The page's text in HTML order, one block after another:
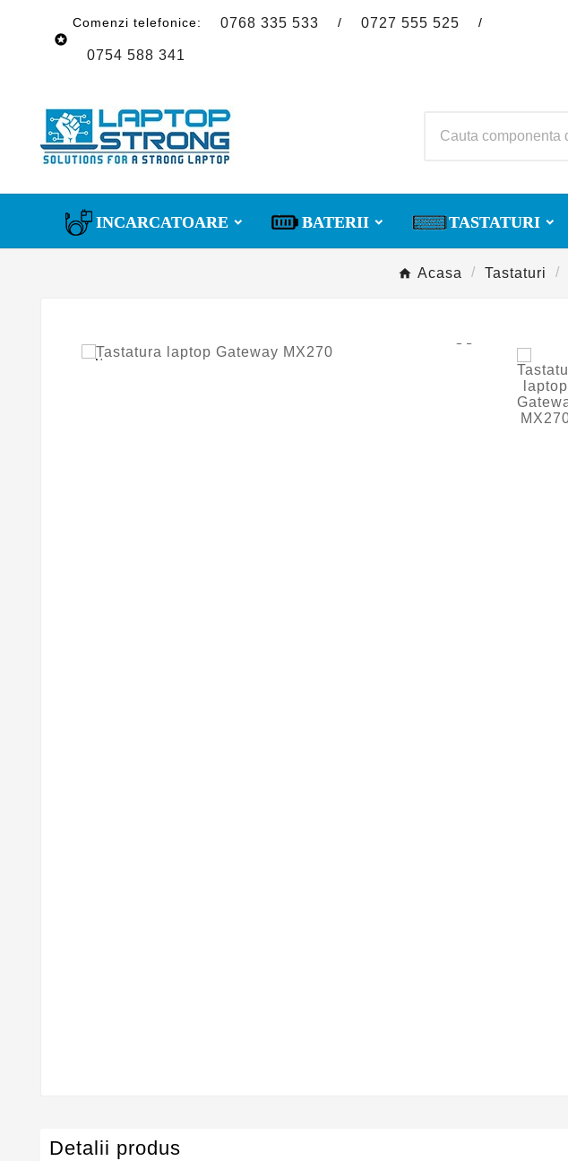

Comenzi telefonice: 0768 335 533 / 0727 555 525 /
0754 588 341
INCARCATOARE BATERII TASTATURI
Acasa Tastaturi
Nou
Detalii produs